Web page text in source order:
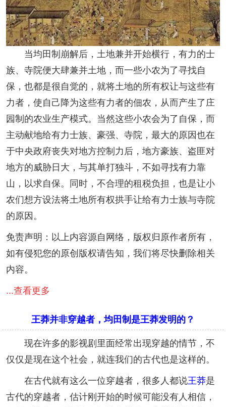
当均田制崩解后，土地兼并开始横行，有力的士
族、寺院便大肆兼并土地，而一些小农为了寻找自
保，也都是很自觉的，就将土地的所有权让与这些有
力者，使自己降为这些有力者的佃农，从而产生了庄
园制的农业生产模式。当然这些小农会为了自保，而
主动献地给有力士族、豪强、寺院，最大的原因也在
于中央政府丧失对地方控制力后，地方豪族、盗匪对
地方的威胁日大，与其单打独斗，不如寻找有力靠
山，以求自保。同时，不合理的租税负担，也是让小
农们想方设法将土地所有权拱手让给有力士族与寺院
的原因。
免责声明：以上内容源自网络，版权归原作者所有，
如有侵犯您的原创版权请告知，我们将尽快删除相关
内容。
...查看更多
王莽并非穿越者，均田制是王莽发明的？
现在许多的影视剧里面经常出现穿越的情节，不
仅仅是现在这个社会，就连我们的古代也是这样的。
在古代就有这么一位穿越者，很多人都说王莽是
古代的穿越者，估计刚开始的时候可能没有人相信，